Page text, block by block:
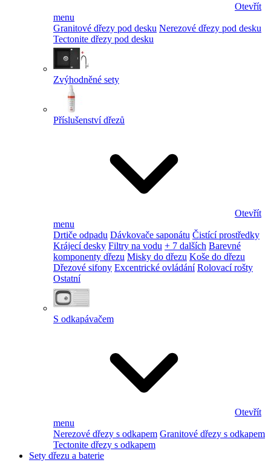
Otevřít
menu
Granitové dřezy pod desku Nerezové dřezy pod desku
Tectonite dřezy pod desku
Zvýhodněné sety
Příslušenství dřezů
Otevřít
menu
Drtiče odpadu Dávkovače saponátu Čistící prostředky
Krájecí desky Filtry na vodu + 7 dalších Barevné
komponenty dřezu Misky do dřezu Koše do dřezu
Dřezové sifony Excentrické ovládání Rolovací rošty
Ostatní
S odkapávačem
Otevřít
menu
Nerezové dřezy s odkapem Granitové dřezy s odkapem
Tectonite dřezy s odkapem
Sety dřezu a baterie